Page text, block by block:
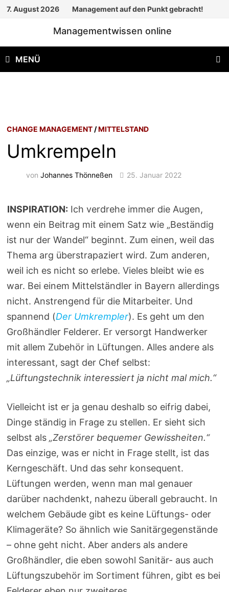
Zum
7. August 2026 Management auf den Punkt gebracht!
Managementwissen online
MENÜ
CHANGE MANAGEMENT /MITTELSTAND
Umkrempeln
vonJohannes Thönneßen 25. Januar 2022
INSPIRATION: Ich verdrehe immer die Augen,
wenn ein Beitrag mit einem Satz wie „Beständig
ist nur der Wandel“ beginnt. Zum einen, weil das
Thema arg überstrapaziert wird. Zum anderen,
weil ich es nicht so erlebe. Vieles bleibt wie es
war. Bei einem Mittelständler in Bayern allerdings
nicht. Anstrengend für die Mitarbeiter. Und
spannend (Der Umkrempler). Es geht um den
Großhändler Felderer. Er versorgt Handwerker
mit allem Zubehör in Lüftungen. Alles andere als
interessant, sagt der Chef selbst:
„Lüftungstechnik interessiert ja nicht mal mich.“
Vielleicht ist er ja genau deshalb so eifrig dabei,
Dinge ständig in Frage zu stellen. Er sieht sich
selbst als„Zerstörer bequemer Gewissheiten.“
Das einzige, was er nicht in Frage stellt, ist das
Kerngeschäft. Und das sehr konsequent.
Lüftungen werden, wenn man mal genauer
darüber nachdenkt, nahezu überall gebraucht. In
welchem Gebäude gibt es keine Lüftungs- oder
Klimageräte? So ähnlich wie Sanitärgegenstände
– ohne geht nicht. Aber anders als andere
Großhändler, die eben sowohl Sanitär- aus auch
Lüftungszubehör im Sortiment führen, gibt es bei